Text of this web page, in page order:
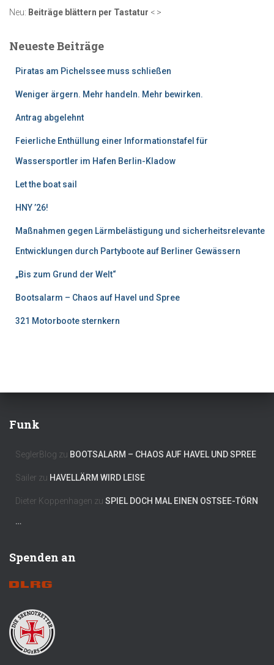
n
h
Neu: Beiträge blättern per Tastatur < >
Neueste Beiträge
Piratas am Pichelssee muss schließen
Weniger ärgern. Mehr handeln. Mehr bewirken.
Antrag abgelehnt
Feierliche Enthüllung einer Informationstafel für
Wassersportler im Hafen Berlin-Kladow
Let the boat sail
HNY ’26!
Maßnahmen gegen Lärmbelästigung und sicherheitsrelevante
Entwicklungen durch Partyboote auf Berliner Gewässern
„Bis zum Grund der Welt“
Bootsalarm – Chaos auf Havel und Spree
321 Motorboote sternkern
Funk
SeglerBlog zu BOOTSALARM – CHAOS AUF HAVEL UND SPREE
Sailer zu HAVELLÄRM WIRD LEISE
Dieter Koppenhagen zu SPIEL DOCH MAL EINEN OSTSEE-TÖRN
…
Spenden an